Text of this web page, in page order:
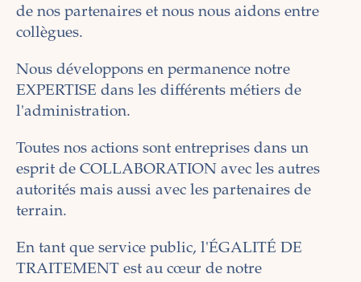
de nos partenaires et nous nous aidons entre
collègues.
Nous développons en permanence notre
EXPERTISE dans les différents métiers de
l'administration.
Toutes nos actions sont entreprises dans un
esprit de COLLABORATION avec les autres
autorités mais aussi avec les partenaires de
terrain.
En tant que service public, l'ÉGALITÉ DE
TRAITEMENT est au cœur de notre